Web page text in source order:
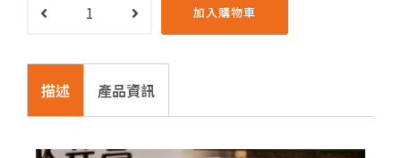
加入購物車
描述 產品資訊